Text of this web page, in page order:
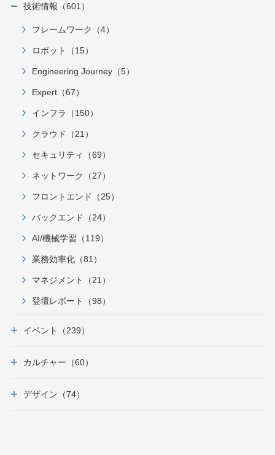
技術情報（601）
フレームワーク（4）
ロボット（15）
Engineering Journey（5）
Expert（67）
インフラ（150）
クラウド（21）
セキュリティ（69）
ネットワーク（27）
フロントエンド（25）
バックエンド（24）
AI/機械学習（119）
業務効率化（81）
マネジメント（21）
登壇レポート（98）
イベント（239）
カルチャー（60）
デザイン（74）